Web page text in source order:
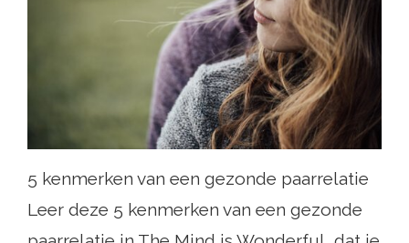
5 kenmerken van een gezonde paarrelatie
Leer deze 5 kenmerken van een gezonde